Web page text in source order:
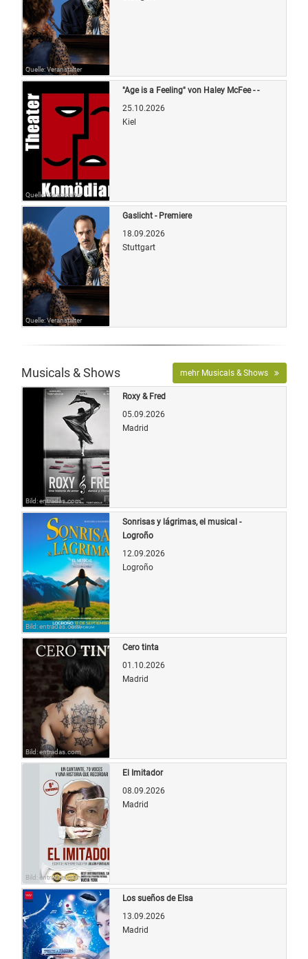
Quelle: Veranstalter
Quelle: Veranstalter
"Age is a Feeling" von Haley McFee - -
25.10.2026
Kiel
Quelle: Veranstalter
Gaslicht - Premiere
18.09.2026
Stuttgart
Musicals & Shows mehr Musicals & Shows
Bild: entradas.com
Roxy & Fred
05.09.2026
Madrid
Bild: entradas.com
Sonrisas y lágrimas, el musical -
Logroño
12.09.2026
Logroño
Bild: entradas.com
Cero tinta
01.10.2026
Madrid
Bild: entradas.com
El Imitador
08.09.2026
Madrid
Los sueños de Elsa
13.09.2026
Madrid